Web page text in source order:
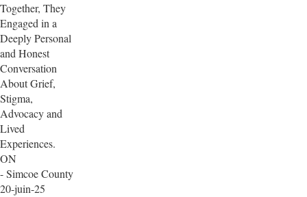
Together, They
Engaged in a
Deeply Personal
and Honest
Conversation
About Grief,
Stigma,
Advocacy and
Lived
Experiences.
ON
- Simcoe County
20-juin-25